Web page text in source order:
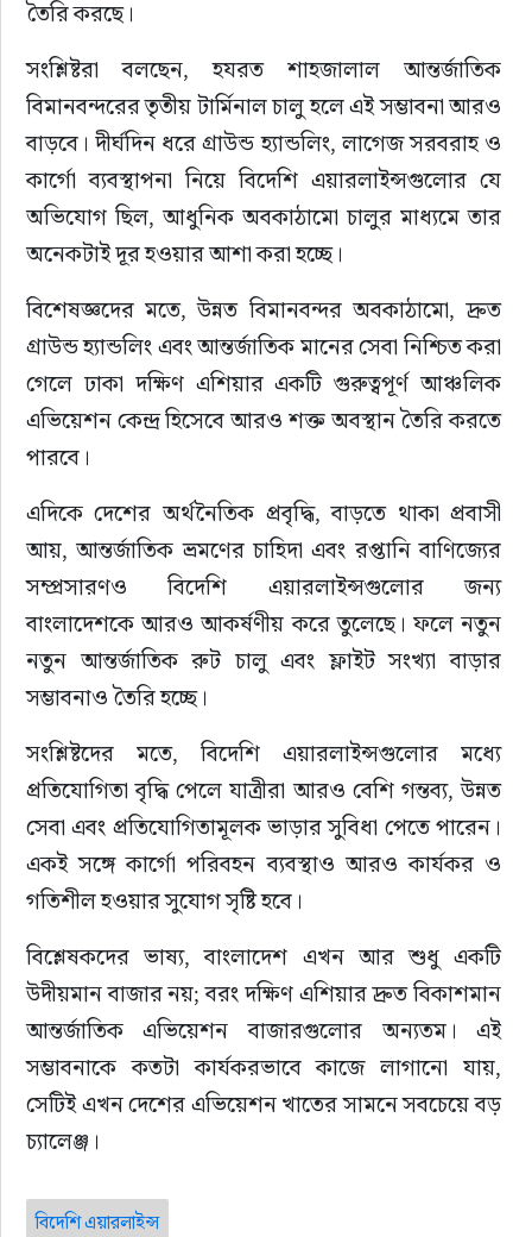
তৈরি করছে।
সংশ্লিষ্টরা বলছেন, হযরত শাহজালাল আন্তর্জাতিক
বিমানবন্দরের তৃতীয় টার্মিনাল চালু হলে এই সম্ভাবনা আরও
বাড়বে। দীর্ঘদিন ধরে গ্রাউন্ড হ্যান্ডলিং, লাগেজ সরবরাহ ও
কার্গো ব্যবস্থাপনা নিয়ে বিদেশি এয়ারলাইন্সগুলোর যে
অভিযোগ ছিল, আধুনিক অবকাঠামো চালুর মাধ্যমে তার
অনেকটাই দূর হওয়ার আশা করা হচ্ছে।
বিশেষজ্ঞদের মতে, উন্নত বিমানবন্দর অবকাঠামো, দ্রুত
গ্রাউন্ড হ্যান্ডলিং এবং আন্তর্জাতিক মানের সেবা নিশ্চিত করা
গেলে ঢাকা দক্ষিণ এশিয়ার একটি গুরুত্বপূর্ণ আঞ্চলিক
এভিয়েশন কেন্দ্র হিসেবে আরও শক্ত অবস্থান তৈরি করতে
পারবে।
এদিকে দেশের অর্থনৈতিক প্রবৃদ্ধি, বাড়তে থাকা প্রবাসী
আয়, আন্তর্জাতিক ভ্রমণের চাহিদা এবং রপ্তানি বাণিজ্যের
সম্প্রসারণও বিদেশি এয়ারলাইন্সগুলোর জন্য
বাংলাদেশকে আরও আকর্ষণীয় করে তুলেছে। ফলে নতুন
নতুন আন্তর্জাতিক রুট চালু এবং ফ্লাইট সংখ্যা বাড়ার
সম্ভাবনাও তৈরি হচ্ছে।
সংশ্লিষ্টদের মতে, বিদেশি এয়ারলাইন্সগুলোর মধ্যে
প্রতিযোগিতা বৃদ্ধি পেলে যাত্রীরা আরও বেশি গন্তব্য, উন্নত
সেবা এবং প্রতিযোগিতামূলক ভাড়ার সুবিধা পেতে পারেন।
একই সঙ্গে কার্গো পরিবহন ব্যবস্থাও আরও কার্যকর ও
গতিশীল হওয়ার সুযোগ সৃষ্টি হবে।
বিশ্লেষকদের ভাষ্য, বাংলাদেশ এখন আর শুধু একটি
উদীয়মান বাজার নয়; বরং দক্ষিণ এশিয়ার দ্রুত বিকাশমান
আন্তর্জাতিক এভিয়েশন বাজারগুলোর অন্যতম। এই
সম্ভাবনাকে কতটা কার্যকরভাবে কাজে লাগানো যায়,
সেটিই এখন দেশের এভিয়েশন খাতের সামনে সবচেয়ে বড়
চ্যালেঞ্জ।
বিদেশি এয়ারলাইন্স